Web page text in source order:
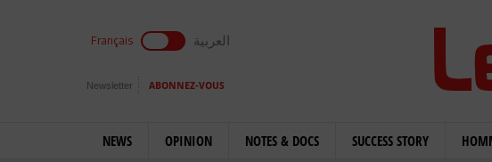
Français العربية
Newsletter ABONNEZ-VOUS
NEWS OPINION NOTES & DOCS SUCCESS STORY